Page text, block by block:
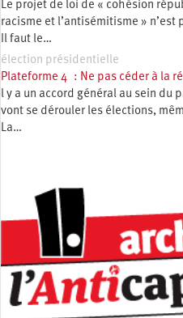
Le projet de loi de « cohésion
racisme et l’antisémitisme »
Il faut le…
élection présidentielle
Plateforme 4 : Ne pas céder à la
l y a un accord général au sein du
vont se dérouler les élections,
La…